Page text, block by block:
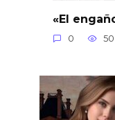
«El
0 50